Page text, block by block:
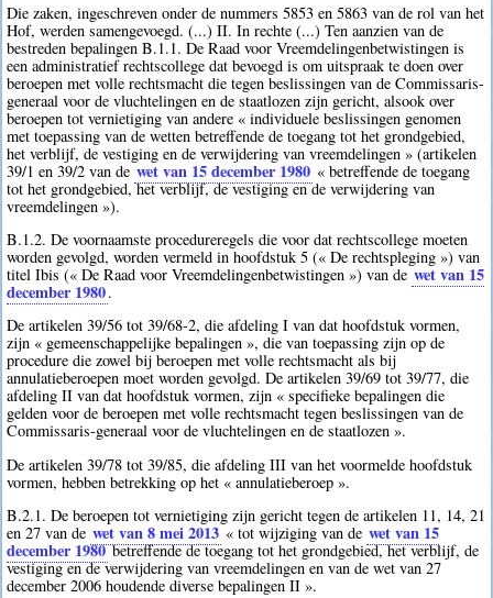
Die zaken, ingeschreven onder de nummers 5853 en 5863 van de rol van het
Hof, werden samengevoegd. (...) II. In rechte (...) Ten aanzien van de
bestreden bepalingen B.1.1. De Raad voor Vreemdelingenbetwistingen is
een administratief rechtscollege dat bevoegd is om uitspraak te doen over
beroepen met volle rechtsmacht die tegen beslissingen van de Commissaris-
generaal voor de vluchtelingen en de staatlozen zijn gericht, alsook over
beroepen tot vernietiging van andere « individuele beslissingen genomen
met toepassing van de wetten betreffende de toegang tot het grondgebied,
het verblijf, de vestiging en de verwijdering van vreemdelingen » (artikelen
39/1 en 39/2 van de wet van 15 december 1980 « betreffende de toegang
tot het grondgebied, het verblijf, de vestiging en de verwijdering van
vreemdelingen »).
B.1.2. De voornaamste procedureregels die voor dat rechtscollege moeten
worden gevolgd, worden vermeld in hoofdstuk 5 (« De rechtspleging ») van
titel Ibis (« De Raad voor Vreemdelingenbetwistingen ») van de wet van 15
december 1980.
De artikelen 39/56 tot 39/68-2, die afdeling I van dat hoofdstuk vormen,
zijn « gemeenschappelijke bepalingen », die van toepassing zijn op de
procedure die zowel bij beroepen met volle rechtsmacht als bij
annulatieberoepen moet worden gevolgd. De artikelen 39/69 tot 39/77, die
afdeling II van dat hoofdstuk vormen, zijn « specifieke bepalingen die
gelden voor de beroepen met volle rechtsmacht tegen beslissingen van de
Commissaris-generaal voor de vluchtelingen en de staatlozen ».
De artikelen 39/78 tot 39/85, die afdeling III van het voormelde hoofdstuk
vormen, hebben betrekking op het « annulatieberoep ».
B.2.1. De beroepen tot vernietiging zijn gericht tegen de artikelen 11, 14, 21
en 27 van de wet van 8 mei 2013 « tot wijziging van de wet van 15
december 1980betreffende de toegang tot het grondgebied, het verblijf, de
vestiging en de verwijdering van vreemdelingen en van de wet van 27
december 2006 houdende diverse bepalingen II ».